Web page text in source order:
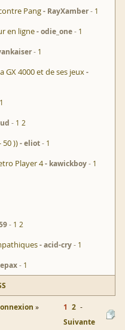
Pang RayXamber 1
en ligne odie_one 1
1
4000 et de ses jeux
1
1 2
50 )) eliot 1
Player 4 kawickboy 1
1 2
acid-cry 1
1
1 2
Suivante